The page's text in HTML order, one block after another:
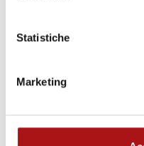
Statistiche
Marketing
impianto di
non
allestire nuovi
linee.